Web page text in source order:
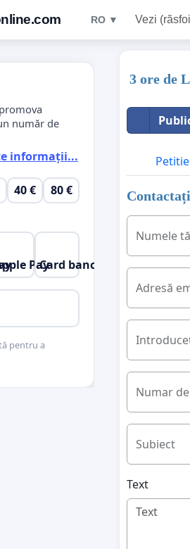
RO ▼ Vezi
3 ore de
Petitie
Numele
Adresă
Numar
Subiect
Text
număr de
informații...
40 € 80 €
PayCard bancar
pentru a